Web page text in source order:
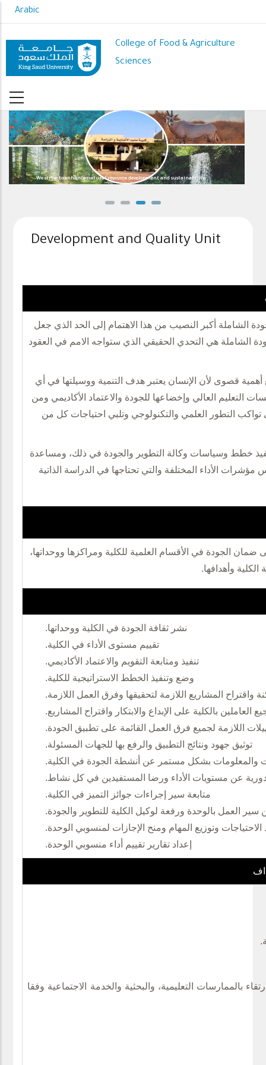
to
content
Arabic
College of Food & Agriculture
Sciences
We effectively contribute to the national food security
Development and Quality Unit
الشاملة أكبر النصيب من هذا الاهتمام إلى الحد الذي جعل
الشاملة هي التحدي الحقيقي الذي ستواجه الامم في العقود
أهمية قصوى لأن الإنسان يعتبر هدف التنمية ووسيلتها في أي
العالي وإخضاعها للجودة والاعتماد الأكاديمي ومن
تواكب التطور العلمي والتكنولوجي وتلبي احتياجات كل من
خطط وسياسات وكالة التطوير والجودة في ذلك، ومساعدة
الأداء المختلفة والتي تحتاجها في الدراسة الذاتية
الجودة في الأقسام العلمية للكلية ومراكزها ووحداتها،
وأهدافها.
نشر ثقافة الجودة في الكلية ووحداتها.
تقييم مستوى الأداء في الكلية.
تنفيذ ومتابعة التقويم والاعتماد الأكاديمي.
وضع وتنفيذ الخطط الاستراتيجية للكلية.
واقتراح المشاريع اللازمة لتحقيقها وفرق العمل اللازمة.
العاملين بالكلية على الإبداع والابتكار واقتراح المشاريع.
اللازمة لجميع فرق العمل القائمة على تطبيق الجودة.
توثيق جهود ونتائج التطبيق والرفع بها للجهات المسئولة.
والمعلومات بشكل مستمر عن أنشطة الجودة في الكلية.
دورية عن مستويات الأداء ورضا المستفيدين في كل نشاط.
متابعة سير إجراءات جوائز التميز في الكلية.
العمل بالوحدة ورفعة لوكيل الكلية للتطوير والجودة.
الاحتياجات وتوزيع المهام ومنح الإجازات لمنسوبي الوحدة.
إعداد تقارير تقييم أداء منسوبي الوحدة.
بالممارسات التعليمية، والبحثية والخدمة الاجتماعية وفقا